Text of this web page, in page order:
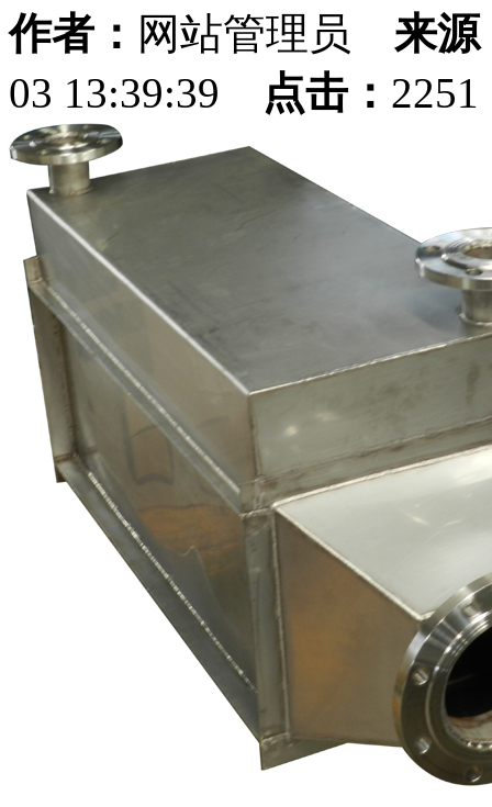
作者： 网站管理员 来源
03 13:39:39
点击：